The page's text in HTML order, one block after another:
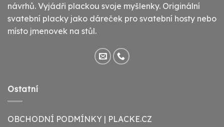
návrhů. Vyjádři plackou svoje myšlenky. Originální
svatební placky jako dáreček pro svatební hosty nebo
místo jmenovek na stůl.
Ostatní
OBCHODNÍ PODMÍNKY | PLACKE.CZ